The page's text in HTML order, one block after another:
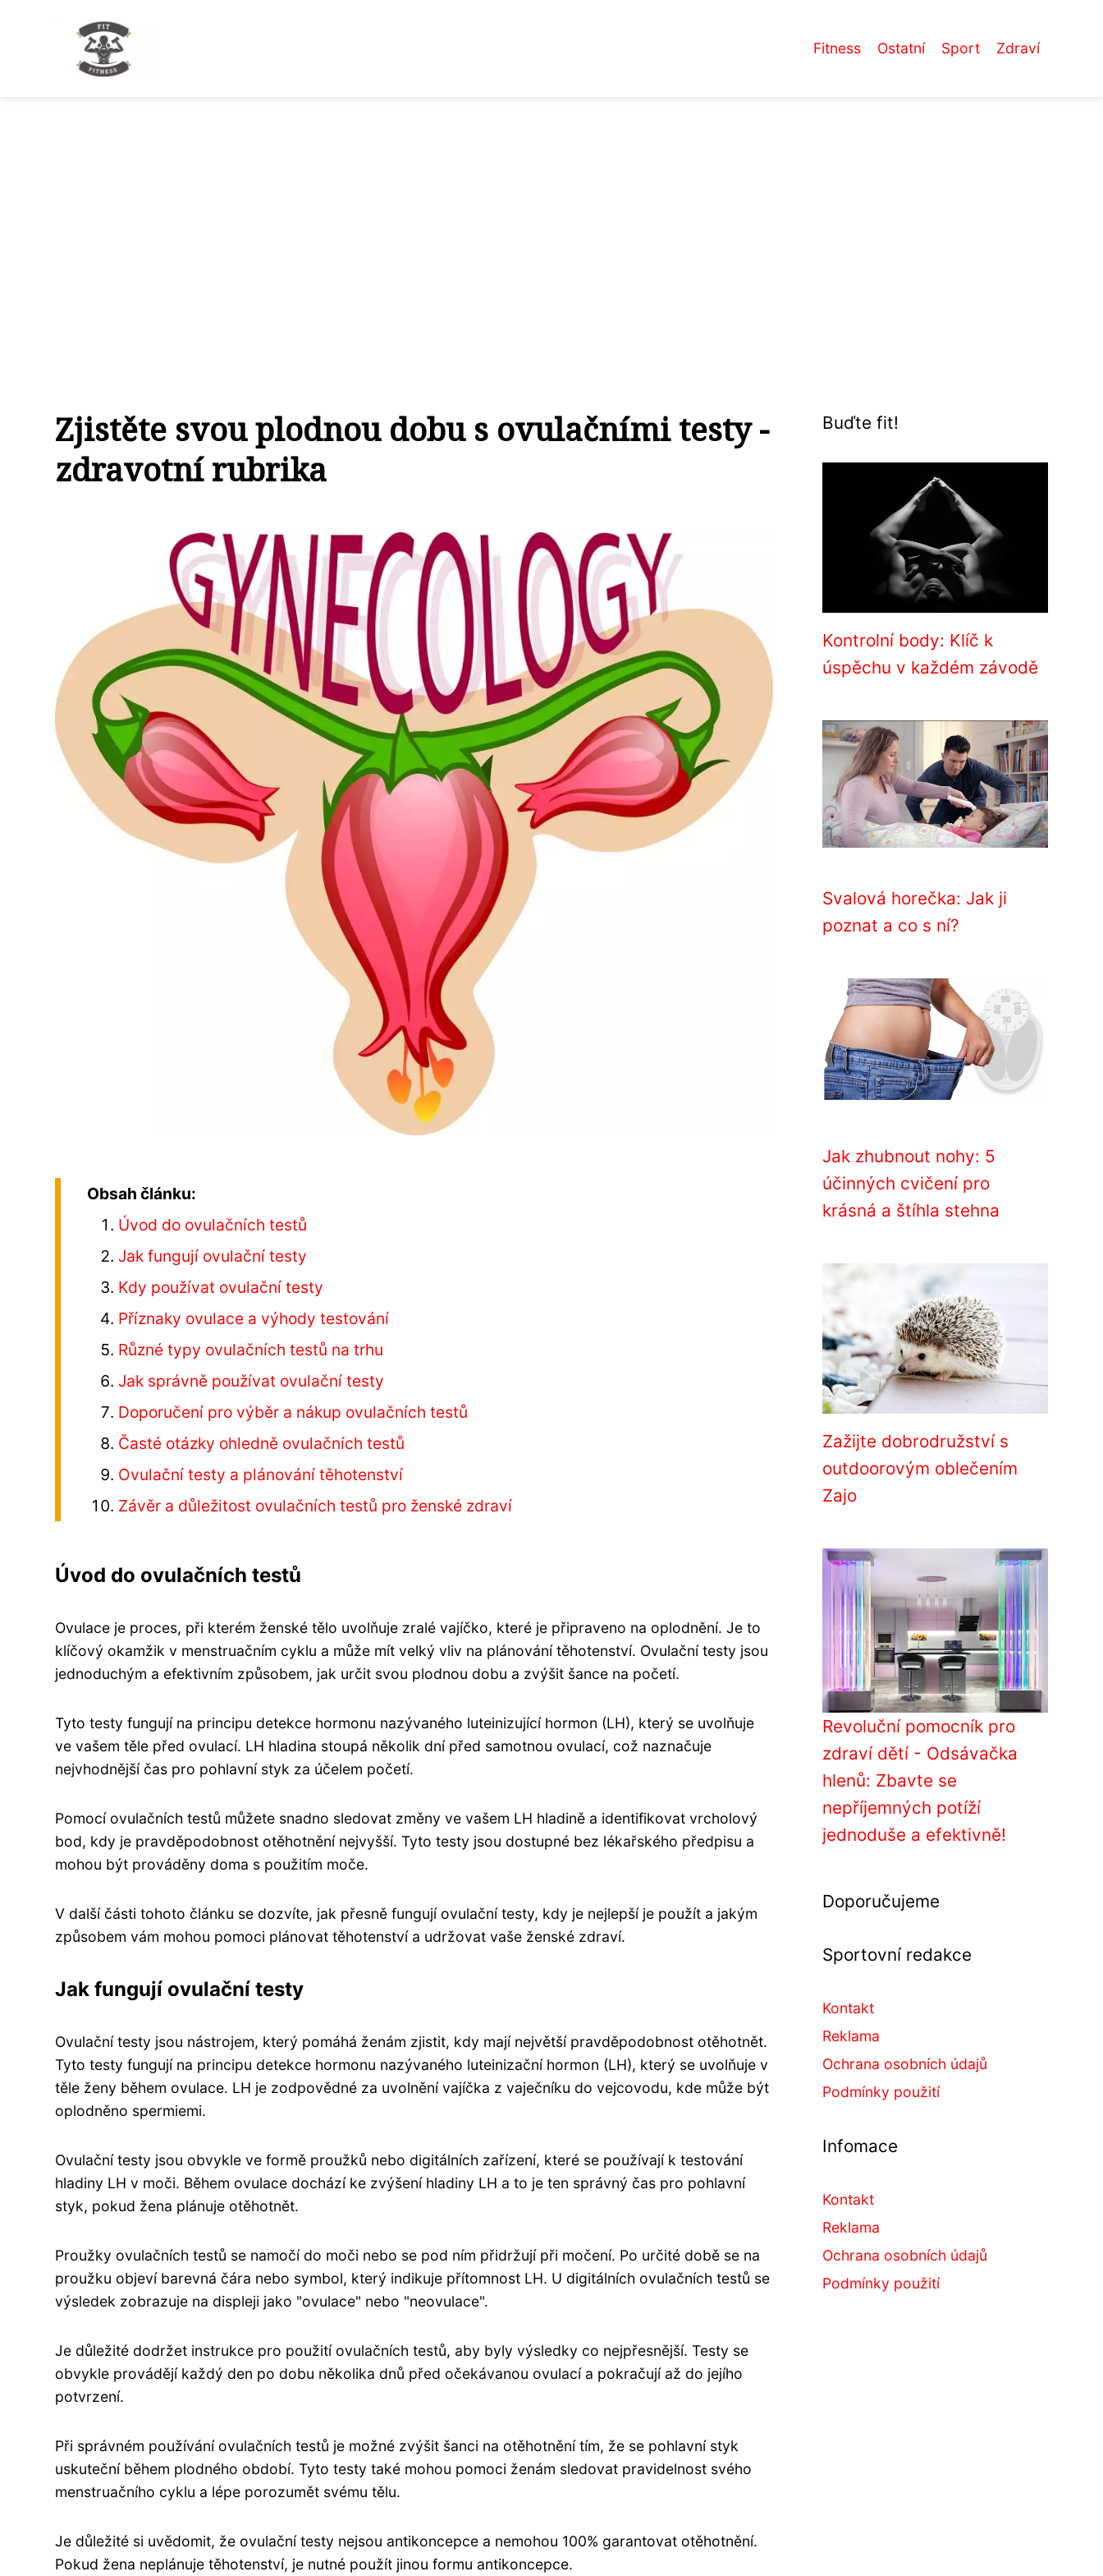
Fitness Ostatní Sport Zdraví
Zjistěte svou plodnou dobu s ovulačními testy -
zdravotní rubrika
Obsah článku:
Úvod do ovulačních testů
Jak fungují ovulační testy
Kdy používat ovulační testy
Příznaky ovulace a výhody testování
Různé typy ovulačních testů na trhu
Jak správně používat ovulační testy
Doporučení pro výběr a nákup ovulačních testů
Časté otázky ohledně ovulačních testů
Ovulační testy a plánování těhotenství
Závěr a důležitost ovulačních testů pro ženské zdraví
Úvod do ovulačních testů
Ovulace je proces, při kterém ženské tělo uvolňuje zralé vajíčko, které je připraveno na oplodnění. Je to
klíčový okamžik v menstruačním cyklu a může mít velký vliv na plánování těhotenství. Ovulační testy jsou
jednoduchým a efektivním způsobem, jak určit svou plodnou dobu a zvýšit šance na početí.
Tyto testy fungují na principu detekce hormonu nazývaného luteinizující hormon (LH), který se uvolňuje
ve vašem těle před ovulací. LH hladina stoupá několik dní před samotnou ovulací, což naznačuje
nejvhodnější čas pro pohlavní styk za účelem početí.
Pomocí ovulačních testů můžete snadno sledovat změny ve vašem LH hladině a identifikovat vrcholový
bod, kdy je pravděpodobnost otěhotnění nejvyšší. Tyto testy jsou dostupné bez lékařského předpisu a
mohou být prováděny doma s použitím moče.
V další části tohoto článku se dozvíte, jak přesně fungují ovulační testy, kdy je nejlepší je použít a jakým
způsobem vám mohou pomoci plánovat těhotenství a udržovat vaše ženské zdraví.
Jak fungují ovulační testy
Ovulační testy jsou nástrojem, který pomáhá ženám zjistit, kdy mají největší pravděpodobnost otěhotnět.
Tyto testy fungují na principu detekce hormonu nazývaného luteinizační hormon (LH), který se uvolňuje v
těle ženy během ovulace. LH je zodpovědné za uvolnění vajíčka z vaječníku do vejcovodu, kde může být
oplodněno spermiemi.
Ovulační testy jsou obvykle ve formě proužků nebo digitálních zařízení, které se používají k testování
hladiny LH v moči. Během ovulace dochází ke zvýšení hladiny LH a to je ten správný čas pro pohlavní
styk, pokud žena plánuje otěhotnět.
Proužky ovulačních testů se namočí do moči nebo se pod ním přidržují při močení. Po určité době se na
proužku objeví barevná čára nebo symbol, který indikuje přítomnost LH. U digitálních ovulačních testů se
výsledek zobrazuje na displeji jako "ovulace" nebo "neovulace".
Je důležité dodržet instrukce pro použití ovulačních testů, aby byly výsledky co nejpřesnější. Testy se
obvykle provádějí každý den po dobu několika dnů před očekávanou ovulací a pokračují až do jejího
potvrzení.
Při správném používání ovulačních testů je možné zvýšit šanci na otěhotnění tím, že se pohlavní styk
uskuteční během plodného období. Tyto testy také mohou pomoci ženám sledovat pravidelnost svého
menstruačního cyklu a lépe porozumět svému tělu.
Je důležité si uvědomit, že ovulační testy nejsou antikoncepce a nemohou 100% garantovat otěhotnění.
Pokud žena neplánuje těhotenství, je nutné použít jinou formu antikoncepce.
Buďte fit!
Kontrolní body: Klíč k
úspěchu v každém závodě
Svalová horečka: Jak ji
poznat a co s ní?
Jak zhubnout nohy: 5
účinných cvičení pro
krásná a štíhla stehna
Zažijte dobrodružství s
outdoorovým oblečením
Zajo
Revoluční pomocník pro
zdraví dětí - Odsávačka
hlenů: Zbavte se
nepříjemných potíží
jednoduše a efektivně!
Doporučujeme
Sportovní redakce
Kontakt
Reklama
Ochrana osobních údajů
Podmínky použití
Infomace
Kontakt
Reklama
Ochrana osobních údajů
Podmínky použití